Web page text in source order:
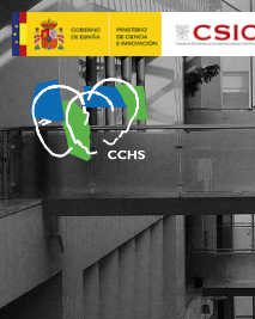
Pasar
al
contenido
principal